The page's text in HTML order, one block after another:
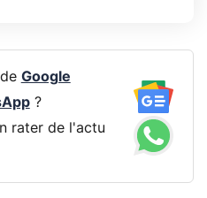
Google
?
rater de l'actu